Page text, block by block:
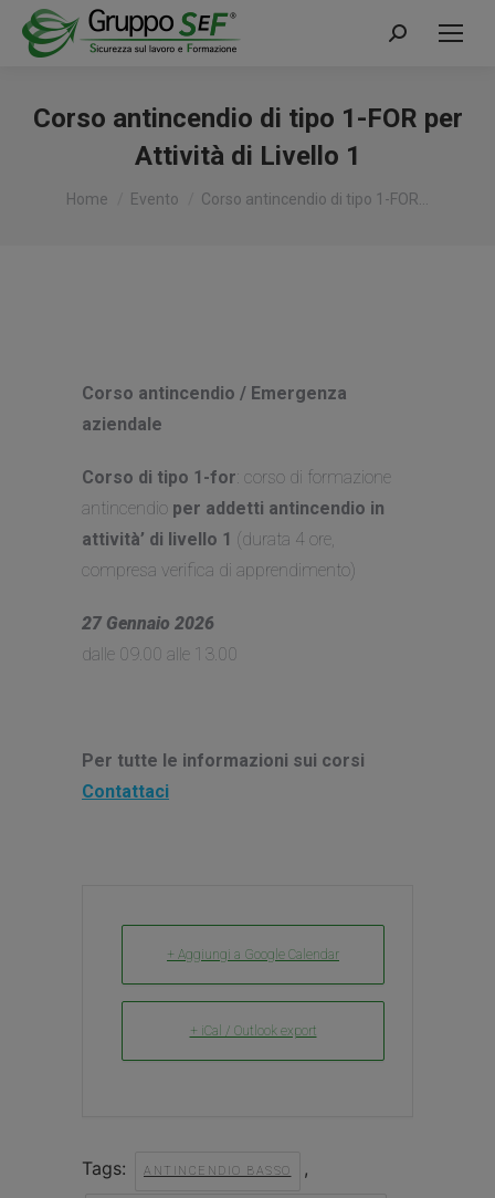
Cerca:
Corso antincendio di tipo 1-FOR per
Attività di Livello 1
Tu sei qui:
Home Evento Corso antincendio di tipo 1-FOR…
Corso antincendio / Emergenza
aziendale
Corso di tipo 1-for: corso di formazione
antincendio per addetti antincendio in
attività’ di livello 1 (durata 4 ore,
compresa verifica di apprendimento)
27 Gennaio 2026
dalle 09.00 alle 13.00
Per tutte le informazioni sui corsi
Contattaci
+ Aggiungi a Google Calendar
+ iCal / Outlook export
Tags: ANTINCENDIO BASSO ,